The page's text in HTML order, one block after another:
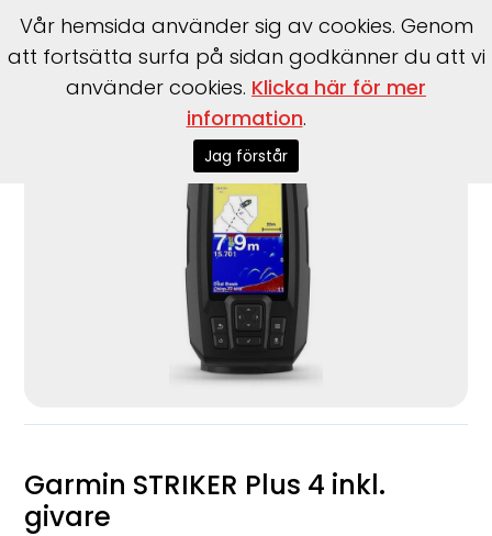
Garmin STRIKER Plus 4 inkl. givare
Garmin STRIKER Plus 4 inkl.
givare
Vår hemsida använder sig av cookies. Genom
att fortsätta surfa på sidan godkänner du att vi
använder cookies. Klicka här för mer
information.
Jag förstår